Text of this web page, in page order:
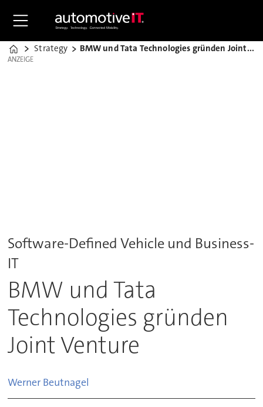
Home
Strategy BMW und Tata Technologies gründen Joint Venture
ANZEIGE
ANZEIGE
Software-Defined Vehicle und Business-
IT
BMW und Tata
Technologies gründen
Joint Venture
Werner Beutnagel